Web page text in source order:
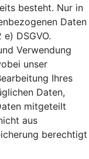
besteht. Nur in
Daten
DSGVO.
Verwendung
unser
Ihres
Daten,
mitgeteilt
aus
berechtigt